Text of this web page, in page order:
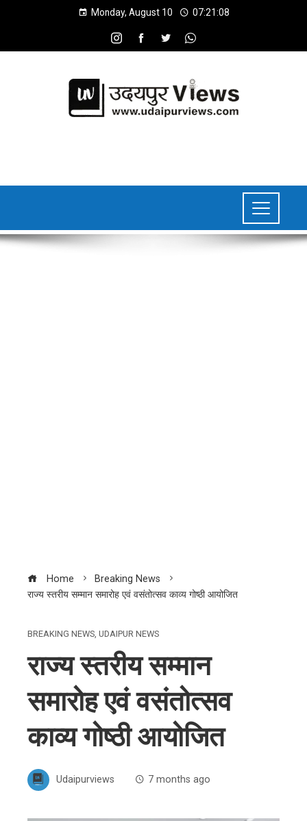
Monday, August 10 07:21:09
Home
Breaking News
राज्य स्तरीय सम्मान समारोह एवं वसंतोत्सव काव्य गोष्ठी आयोजित
BREAKING NEWS, UDAIPUR NEWS
राज्य स्तरीय सम्मान
समारोह एवं वसंतोत्सव
काव्य गोष्ठी आयोजित
Udaipurviews 7 months ago